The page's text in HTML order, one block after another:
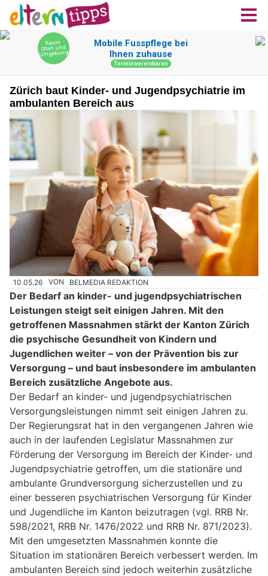
Zürich baut Kinder- und Jugendpsychiatrie im
ambulanten Bereich aus
10.05.26 VON BELMEDIA REDAKTION
Der Bedarf an kinder- und jugendpsychiatrischen
Leistungen steigt seit einigen Jahren. Mit den
getroffenen Massnahmen stärkt der Kanton Zürich
die psychische Gesundheit von Kindern und
Jugendlichen weiter – von der Prävention bis zur
Versorgung – und baut insbesondere im ambulanten
Bereich zusätzliche Angebote aus.
Der Bedarf an kinder- und jugendpsychiatrischen
Versorgungsleistungen nimmt seit einigen Jahren zu.
Der Regierungsrat hat in den vergangenen Jahren wie
auch in der laufenden Legislatur Massnahmen zur
Förderung der Versorgung im Bereich der Kinder- und
Jugendpsychiatrie getroffen, um die stationäre und
ambulante Grundversorgung sicherzustellen und zu
einer besseren psychiatrischen Versorgung für Kinder
und Jugendliche im Kanton beizutragen (vgl. RRB Nr.
598/2021, RRB Nr. 1476/2022 und RRB Nr. 871/2023).
Mit den umgesetzten Massnahmen konnte die
Situation im stationären Bereich verbessert werden. Im
ambulanten Bereich sind jedoch weiterhin zusätzliche